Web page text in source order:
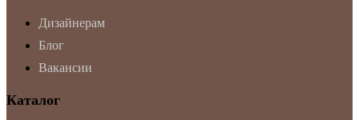
Дизайнерам
Блог
Вакансии
Каталог